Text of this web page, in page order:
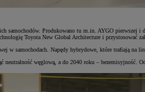
samochodów. Produkowano tu m.in. AYGO pierwszej
Toyota New Global Architecture i
samochodach. Napędy hybrydowe, które trafiają na
neutralność węglową, a do 2040 roku – bezemisyjność.